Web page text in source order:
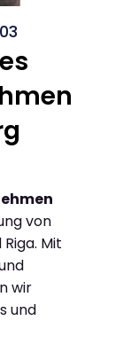
von
Mit
wir
und